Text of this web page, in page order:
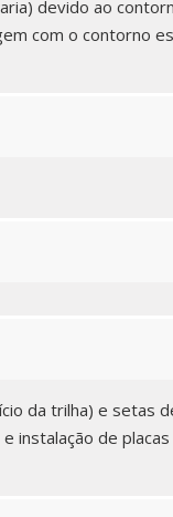
devido ao
com o contorno
da trilha) e setas
instalação de